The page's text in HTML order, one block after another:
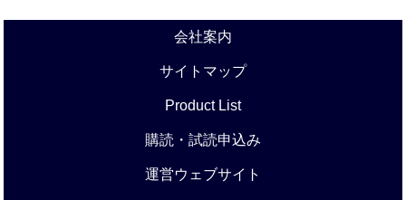
会社案内
サイトマップ
Product List
購読・試読申込み
運営ウェブサイト